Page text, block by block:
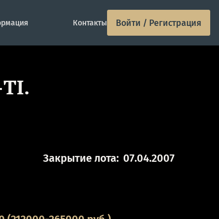
Контакты Войти / Регистрация
ТI.
Закрытие лота: 07.04.2007